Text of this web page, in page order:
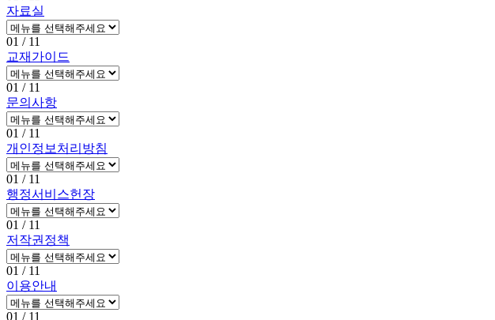
자료실
01 / 11
교재가이드
01 / 11
문의사항
01 / 11
개인정보처리방침
01 / 11
행정서비스헌장
01 / 11
저작권정책
01 / 11
이용안내
01 / 11